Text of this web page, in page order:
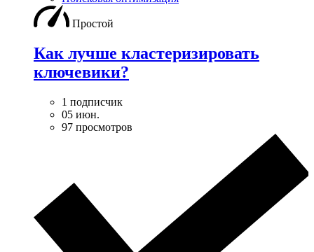
Простой
Как лучше кластеризировать
ключевики?
1 подписчик
05 июн.
97 просмотров